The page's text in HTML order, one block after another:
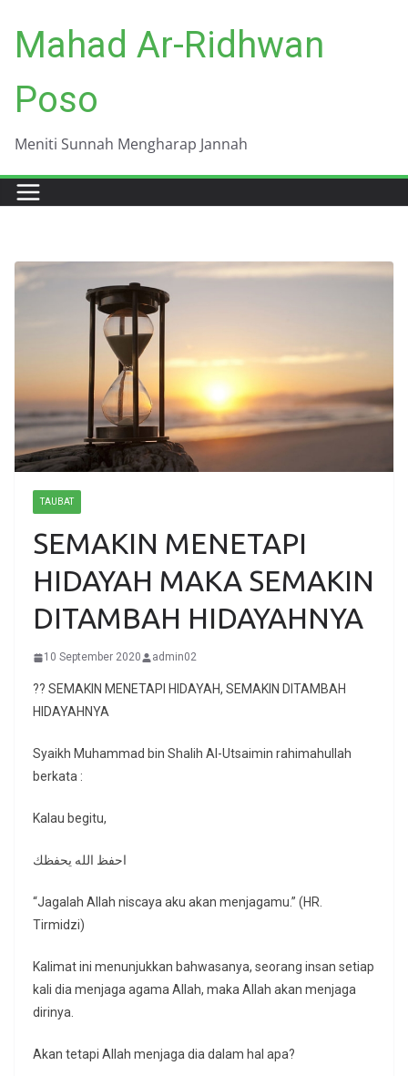
content
Mahad Ar-Ridhwan
Poso
Meniti Sunnah Mengharap Jannah
TAUBAT
SEMAKIN MENETAPI
HIDAYAH MAKA SEMAKIN
DITAMBAH HIDAYAHNYA
10 September 2020 admin02
?? SEMAKIN MENETAPI HIDAYAH, SEMAKIN DITAMBAH
HIDAYAHNYA
Syaikh Muhammad bin Shalih Al-Utsaimin rahimahullah
berkata :
Kalau begitu,
احفظ الله يحفظك
“Jagalah Allah niscaya aku akan menjagamu.” (HR.
Tirmidzi)
Kalimat ini menunjukkan bahwasanya, seorang insan setiap
kali dia menjaga agama Allah, maka Allah akan menjaga
dirinya.
Akan tetapi Allah menjaga dia dalam hal apa?